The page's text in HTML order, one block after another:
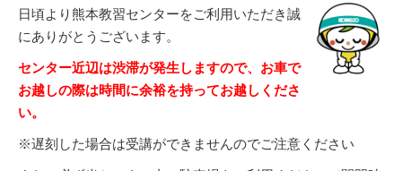
日頃より熊本教習センターをご利用いただき誠
にありがとうございます。
センター近辺は渋滞が発生しますので、お車で
お越しの際は時間に余裕を持ってお越しくださ
い。
※遅刻した場合は受講ができませんのでご注意ください